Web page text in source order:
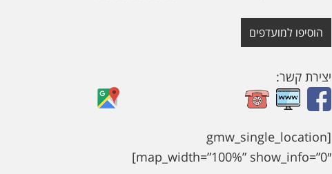
הוסיפו למועדפים
יצירת קשר:
[gmw_single_location
map_width=”100%” show_info=”0″]